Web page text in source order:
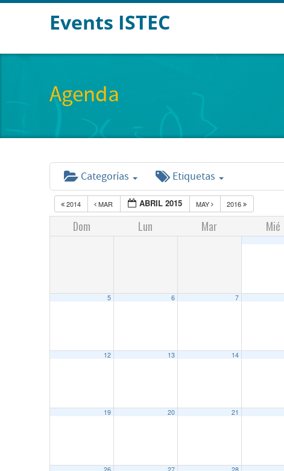
Events ISTEC
Agenda
Categorías Etiquetas
2014 MAR ABRIL 2015 MAY 2016
Dom Lun Mar Mié
5 6 7
12 13 14
19 20 21